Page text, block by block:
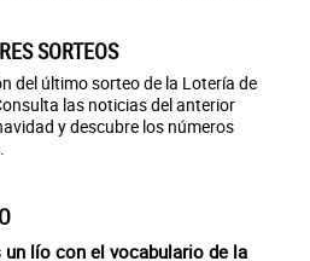
SORTEOS
del último sorteo de la Lotería de
las noticias del anterior
y descubre los números
un lío con el vocabulario de la